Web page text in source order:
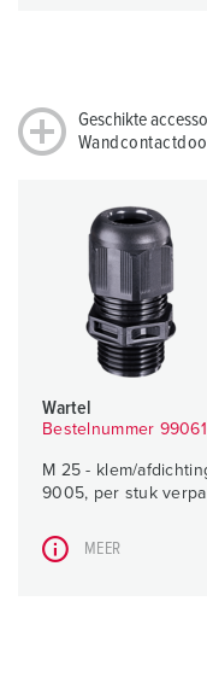
Geschikte
Wartel
Bestelnummer
M 25 - klem/
9005, per stuk
MEER